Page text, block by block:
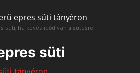
süti, ha kevés időd van a sütésre.
süti